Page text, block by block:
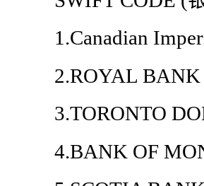
1.Canadian
2.ROYAL BANK
3.TORONTO
4.BANK OF